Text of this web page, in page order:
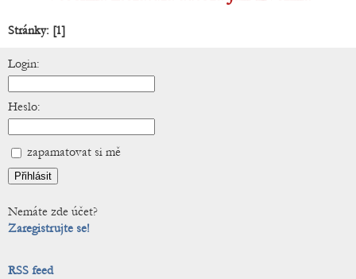
Stránky: [1]
Login:
Heslo:
zapamatovat si mě
Nemáte zde účet?
Zaregistrujte se!
RSS feed